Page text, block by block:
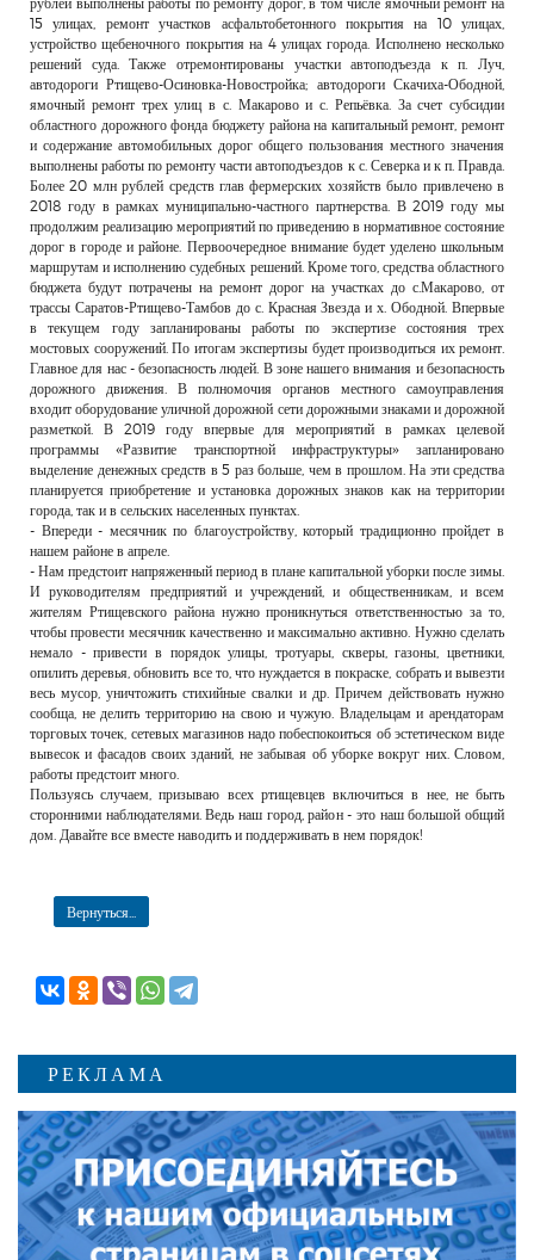
15 улицах, ремонт участков асфальтобетонного покрытия на 10 улицах,
устройство щебеночного покрытия на 4 улицах города. Исполнено несколько
решений суда. Также отремонтированы участки автоподъезда к п. Луч,
автодороги Ртищево-Осиновка-Новостройка; автодороги Скачиха-Ободной,
ямочный ремонт трех улиц в с. Макарово и с. Репьёвка. За счет субсидии
областного дорожного фонда бюджету района на капитальный ремонт, ремонт
и содержание автомобильных дорог общего пользования местного значения
выполнены работы по ремонту части автоподъездов к с. Северка и к п. Правда.
Более 20 млн рублей средств глав фермерских хозяйств было привлечено в
2018 году в рамках муниципально-частного партнерства. В 2019 году мы
продолжим реализацию мероприятий по приведению в нормативное состояние
дорог в городе и районе. Первоочередное внимание будет уделено школьным
маршрутам и исполнению судебных решений. Кроме того, средства областного
бюджета будут потрачены на ремонт дорог на участках до с.Макарово, от
трассы Саратов-Ртищево-Тамбов до с. Красная Звезда и х. Ободной. Впервые
в текущем году запланированы работы по экспертизе состояния трех
мостовых сооружений. По итогам экспертизы будет производиться их ремонт.
Главное для нас - безопасность людей. В зоне нашего внимания и безопасность
дорожного движения. В полномочия органов местного самоуправления
входит оборудование уличной дорожной сети дорожными знаками и дорожной
разметкой. В 2019 году впервые для мероприятий в рамках целевой
программы «Развитие транспортной инфраструктуры» запланировано
выделение денежных средств в 5 раз больше, чем в прошлом. На эти средства
планируется приобретение и установка дорожных знаков как на территории
города, так и в сельских населенных пунктах.
- Впереди - месячник по благоустройству, который традиционно пройдет в
нашем районе в апреле.
- Нам предстоит напряженный период в плане капитальной уборки после зимы.
И руководителям предприятий и учреждений, и общественникам, и всем
жителям Ртищевского района нужно проникнуться ответственностью за то,
чтобы провести месячник качественно и максимально активно. Нужно сделать
немало - привести в порядок улицы, тротуары, скверы, газоны, цветники,
опилить деревья, обновить все то, что нуждается в покраске, собрать и вывезти
весь мусор, уничтожить стихийные свалки и др. Причем действовать нужно
сообща, не делить территорию на свою и чужую. Владельцам и арендаторам
торговых точек, сетевых магазинов надо побеспокоиться об эстетическом виде
вывесок и фасадов своих зданий, не забывая об уборке вокруг них. Словом,
работы предстоит много.
Пользуясь случаем, призываю всех ртищевцев включиться в нее, не быть
сторонними наблюдателями. Ведь наш город, район - это наш большой общий
дом. Давайте все вместе наводить и поддерживать в нем порядок!
Вернуться...
РЕКЛАМА